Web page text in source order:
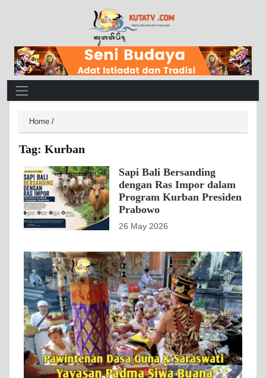
Main Navigation
Home /
Tag: Kurban
Sapi Bali Bersanding
dengan Ras Impor dalam
Program Kurban Presiden
Prabowo
26 May 2026